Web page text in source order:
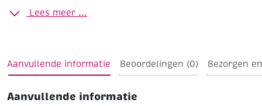
knopen. Ø 2 mm. Lengte 5 meter.
Lees meer ...
Aanvullende informatie Beoordelingen (0) Bezorgen
Aanvullende informatie